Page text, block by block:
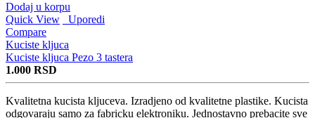
Dodaj u korpu
Quick View
Uporedi
Compare
Kuciste kljuca
Kuciste kljuca Pezo 3 tastera
1.000 RSD
Kvalitetna kucista kljuceva. Izradjeno od kvalitetne plastike. Kucista
odgovaraju samo za fabricku elektroniku. Jednostavno prebacite sve